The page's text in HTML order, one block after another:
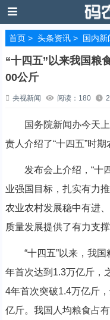
首页> 头条资讯> 国内新
“十四五”以来我国粮
00公斤
央视新闻 阅读：180
国务院新闻办今天上
责人介绍了“十四五”时
发布会上介绍，“十四
业强国目标，扎实有力
农业农村发展稳中有进
质量发展提供了有力支撑
“十四五”以来，我国
年首次达到1.3万亿斤，
4年首次突破1.4万亿斤
亿斤。我国人均粮食占